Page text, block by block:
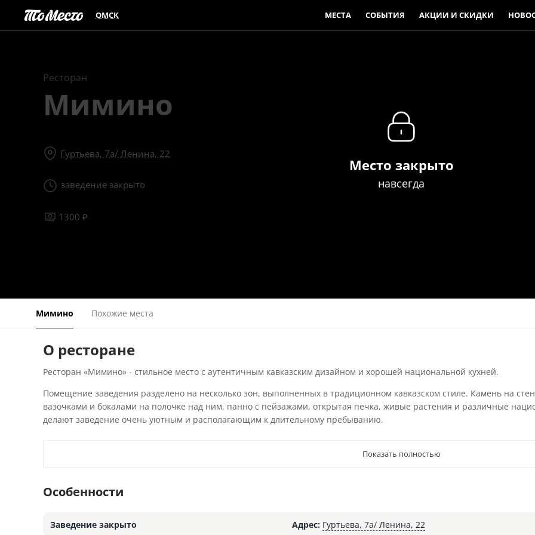
ОМСК МЕСТА СОБЫТИЯ АКЦИИ И СКИДКИ
Ресторан
Мимино
Гуртьева, 7а/ Ленина, 22
заведение закрыто
1300 ₽
Место закрыто
навсегда
Мимино Похожие места
О ресторане
Ресторан «Мимино» - стильное место с аутентичным кавказским дизайном и хорошей национальной кухней.
Помещение заведения разделено на несколько зон, выполненных в традиционном кавказском стиле. Камень на
вазочками и бокалами на полочке над ним, панно с пейзажами, открытая печка, живые растения и различные
делают заведение очень уютным и располагающим к длительному пребыванию.
Показать полностью
Особенности
Заведение закрыто Адрес: Гуртьева, 7а/ Ленина, 22